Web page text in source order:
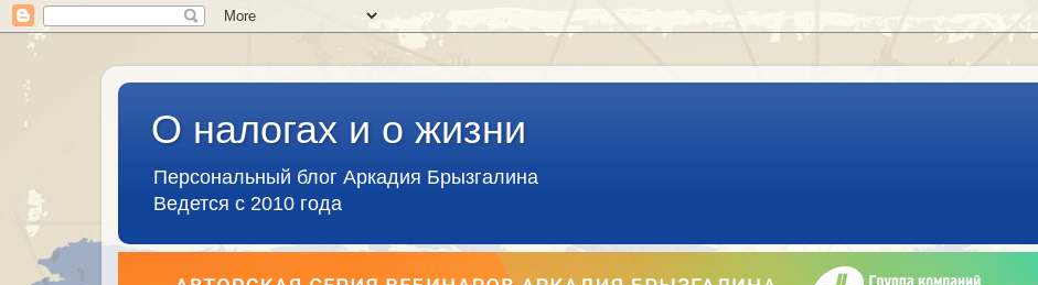
О налогах и о жизни
Персональный блог Аркадия Брызгалина
Ведется с 2010 года